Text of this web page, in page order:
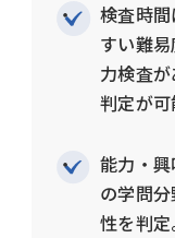
検査時
すい難
力検査
判定が可
能力・
の学問
性を判